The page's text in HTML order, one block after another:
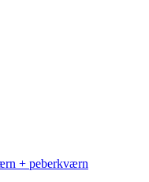
+ peberkværn